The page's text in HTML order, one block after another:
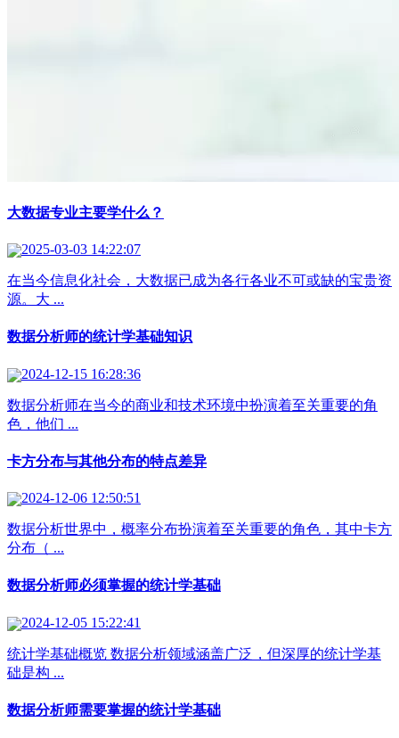
大数据专业主要学什么？
2025-03-03 14:22:07
在当今信息化社会，大数据已成为各行各业不可或缺的宝贵资
源。大 ...
数据分析师的统计学基础知识
2024-12-15 16:28:36
数据分析师在当今的商业和技术环境中扮演着至关重要的角
色，他们 ...
卡方分布与其他分布的特点差异
2024-12-06 12:50:51
数据分析世界中，概率分布扮演着至关重要的角色，其中卡方
分布（ ...
数据分析师必须掌握的统计学基础
2024-12-05 15:22:41
统计学基础概览 数据分析领域涵盖广泛，但深厚的统计学基
础是构 ...
数据分析师需要掌握的统计学基础